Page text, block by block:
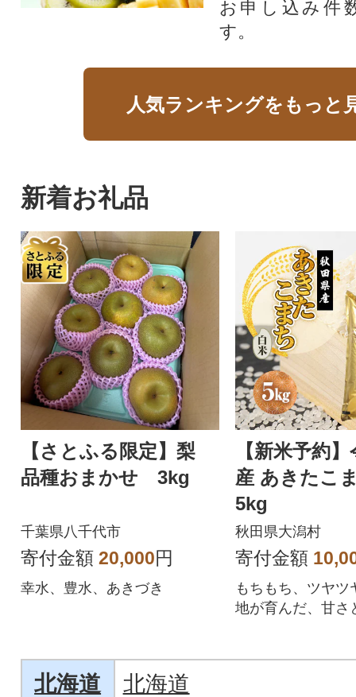
お申し込み件
す。
人気ランキングをもっと
新着お礼品
【さとふる限定】梨
品種おまかせ 3kg
千葉県八千代市
寄付金額 20,000円
幸水、豊水、あきづき
【新米予約
産 あきたこ
5kg
秋田県大潟村
寄付金額
もちもち、ツヤツ
地が育んだ、甘さ
北海道 北海道